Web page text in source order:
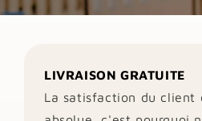
LIVRAISON GRATUITE
La satisfaction du client